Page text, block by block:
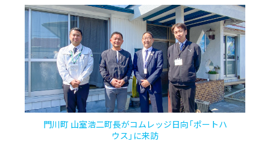
門川町 山室浩二町長がコムレッジ日向「ポートハ
ウス」に来訪